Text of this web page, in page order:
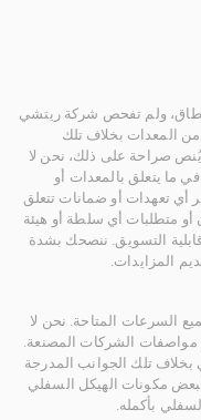
ولم تفحص شركة ريتشي
من المعدات بخلاف تلك
صراحة على ذلك، نحن لا
ما يتعلق بالمعدات أو
أي تعهدات أو ضمانات تتعلق
أو متطلبات أي سلطة أو هيئة
التسويق. ننصحك بشدة
المزايدات.
السرعات المتاحة. نحن لا
الشركات المصنعة.
تلك الجوانب المدرجة
مكونات الهيكل السفلي
بأكمله.